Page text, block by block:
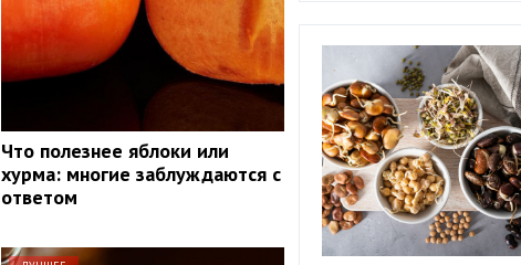
Что полезнее яблоки или
хурма: многие заблуждаются с
ответом